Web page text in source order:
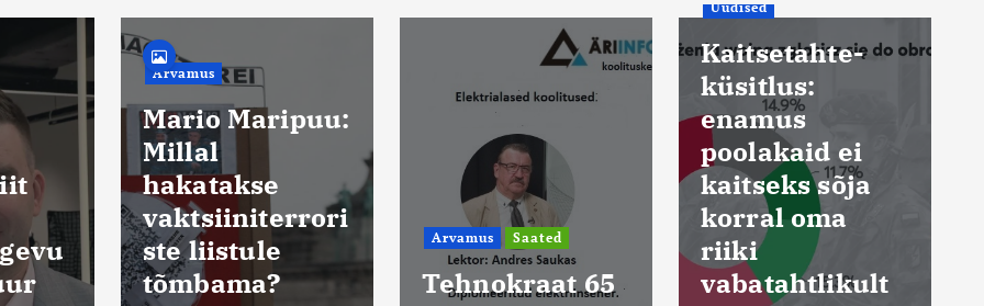
Arvamus Saated
Tehnokraat 65
Kaitsetahte-
küsitlus:
enamus
poolakaid ei
kaitseks sõja
korral oma
riiki
vabatahtlikult
Kuum ilm
sundis
Sloveenia
suurimat
elektrijaama
vähendama
energiatootmis
t viiendiku
võrra